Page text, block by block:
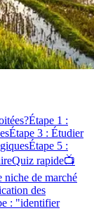
Étape 1 :
Étape 3 : Étudier
Étape 5 :
Quiz rapide📺
de marché
des
: "identifier